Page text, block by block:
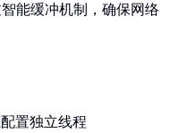
能缓冲机制，确保网络
置独立线程